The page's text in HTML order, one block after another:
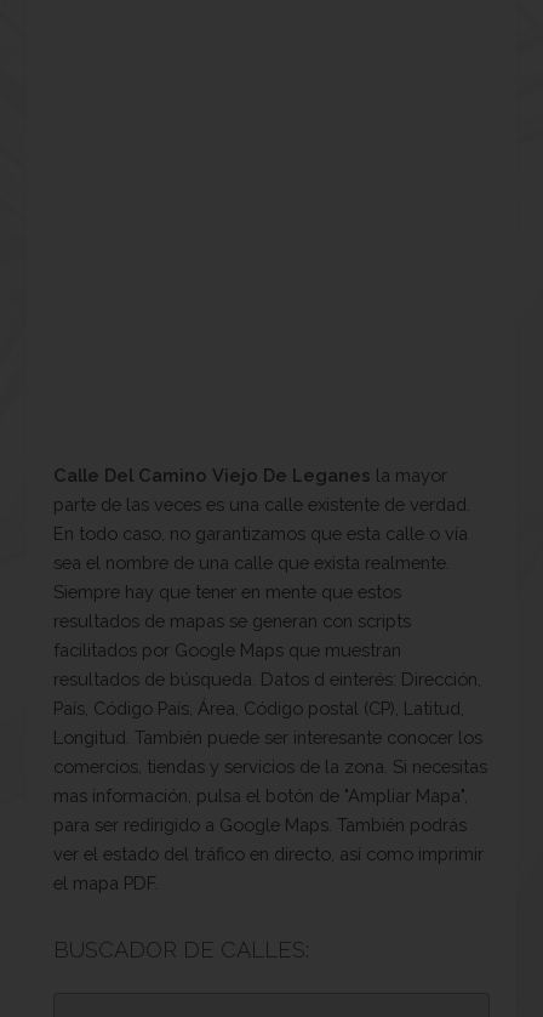
Calle Del Camino Viejo De Leganes la mayor
parte de las veces es una calle existente de verdad.
En todo caso, no garantizamos que esta calle o vía
sea el nombre de una calle que exista realmente.
Siempre hay que tener en mente que estos
resultados de mapas se generan con scripts
facilitados por Google Maps que muestran
resultados de búsqueda. Datos d einterés: Dirección,
País, Código País, Área, Código postal (CP), Latitud,
Longitud. También puede ser interesante conocer los
comercios, tiendas y servicios de la zona. Si necesitas
mas información, pulsa el botón de "Ampliar Mapa",
para ser redirigido a Google Maps. También podrás
ver el estado del tráfico en directo, así como imprimir
el mapa PDF.
BUSCADOR DE CALLES: